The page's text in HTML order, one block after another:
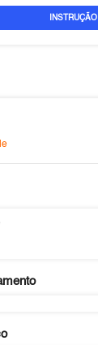
INSTRUÇÃO